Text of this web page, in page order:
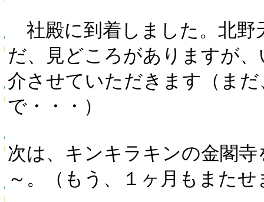
社殿に到着しました。北野
だ、見どころがありますが
介させていただきます（ま
で・・・）
次は、キンキラキンの金閣
～。（もう、１ヶ月もまた